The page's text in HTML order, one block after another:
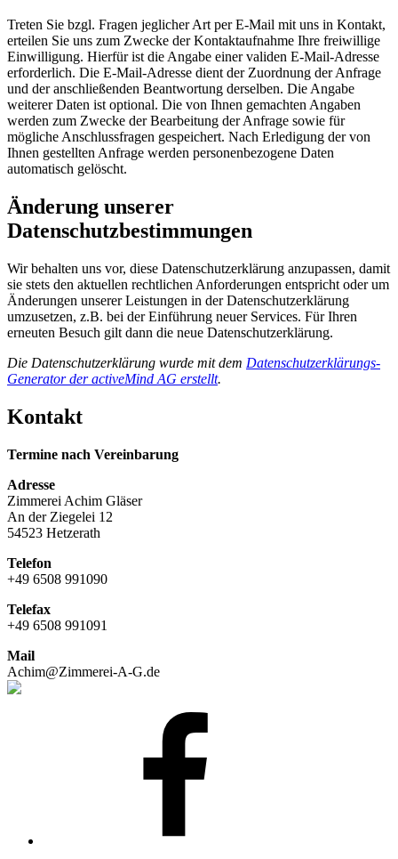
Treten Sie bzgl. Fragen jeglicher Art per E-Mail mit uns in Kontakt,
erteilen Sie uns zum Zwecke der Kontaktaufnahme Ihre freiwillige
Einwilligung. Hierfür ist die Angabe einer validen E-Mail-Adresse
erforderlich. Die E-Mail-Adresse dient der Zuordnung der Anfrage
und der anschließenden Beantwortung derselben. Die Angabe
weiterer Daten ist optional. Die von Ihnen gemachten Angaben
werden zum Zwecke der Bearbeitung der Anfrage sowie für
mögliche Anschlussfragen gespeichert. Nach Erledigung der von
Ihnen gestellten Anfrage werden personenbezogene Daten
automatisch gelöscht.
Änderung unserer
Datenschutzbestimmungen
Wir behalten uns vor, diese Datenschutzerklärung anzupassen, damit
sie stets den aktuellen rechtlichen Anforderungen entspricht oder um
Änderungen unserer Leistungen in der Datenschutzerklärung
umzusetzen, z.B. bei der Einführung neuer Services. Für Ihren
erneuten Besuch gilt dann die neue Datenschutzerklärung.
Die Datenschutzerklärung wurde mit dem Datenschutzerklärungs-
Generator der activeMind AG erstellt.
Kontakt
Termine nach Vereinbarung
Adresse
Zimmerei Achim Gläser
An der Ziegelei 12
54523 Hetzerath
Telefon
+49 6508 991090
Telefax
+49 6508 991091
Mail
Achim@Zimmerei-A-G.de